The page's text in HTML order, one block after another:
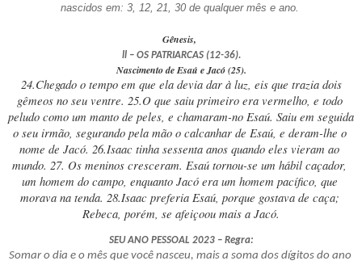
nascidos em: 3, 12, 21, 30 de qualquer mês e ano.
Gênesis,
ll – OS PATRIARCAS (12-36).
Nascimento de Esaú e Jacó (25).
24.Chegado o tempo em que ela devia dar à luz, eis que trazia dois
gêmeos no seu ventre. 25.O que saiu primeiro era vermelho, e todo
peludo como um manto de peles, e chamaram-no Esaú. Saiu em seguida
o seu irmão, segurando pela mão o calcanhar de Esaú, e deram-lhe o
nome de Jacó. 26.Isaac tinha sessenta anos quando eles vieram ao
mundo. 27. Os meninos cresceram. Esaú tornou-se um hábil caçador,
um homem do campo, enquanto Jacó era um homem pacífico, que
morava na tenda. 28.Isaac preferia Esaú, porque gostava de caça;
Rebeca, porém, se afeiçoou mais a Jacó.
SEU ANO PESSOAL 2023 – Regra:
Somar o dia e o mês que você nasceu, mais a soma dos dígitos do ano